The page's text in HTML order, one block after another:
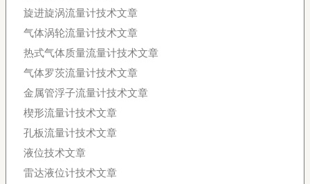
旋进旋涡流量计技术文章
气体涡轮流量计技术文章
热式气体质量流量计技术文章
气体罗茨流量计技术文章
金属管浮子流量计技术文章
楔形流量计技术文章
孔板流量计技术文章
液位技术文章
雷达液位计技术文章